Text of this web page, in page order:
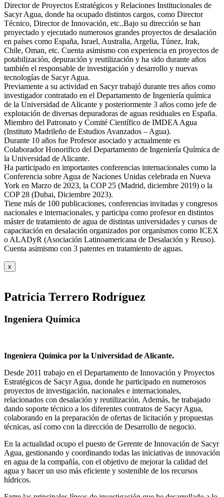
Director de Proyectos Estratégicos y Relaciones Institucionales de
Sacyr Agua, donde ha ocupado distintos cargos, como Director
Técnico, Director de Innovación, etc..Bajo su dirección se han
proyectado y ejecutado numerosos grandes proyectos de desalación
en países como España, Israel, Australia, Argelia, Túnez, Irak,
Chile, Oman, etc. Cuenta asimismo con experiencia en proyectos de
potabilización, depuración y reutilización y ha sido durante años
también el responsable de investigación y desarrollo y nuevas
tecnologías de Sacyr Agua.
Previamente a su actividad en Sacyr trabajó durante tres años como
investigador contratado en el Departamento de Ingeniería química
de la Universidad de Alicante y posteriormente 3 años como jefe de
explotación de diversas depuradoras de aguas residuales en España.
Miembro del Patronato y Comité Científico de IMDEA Agua
(Instituto Madrileño de Estudios Avanzados – Agua).
Durante 10 años fue Profesor asociado y actualmente es
Colaborador Honorifico del Departamento de Ingeniería Química de
la Universidad de Alicante.
Ha participado en importantes conferencias internacionales como la
Conferencia sobre Agua de Naciones Unidas celebrada en Nueva
York en Marzo de 2023, la COP 25 (Madrid, diciembre 2019) o la
COP 28 (Dubai, Diciembre 2023).
Tiene más de 100 publicaciones, conferencias invitadas y congresos
nacionales e internacionales, y participa como profesor en distintos
máster de tratamiento de agua de distintas universidades y cursos de
capacitación en desalación organizados por organismos como ICEX
o ALADyR (Asociación Latinoamericana de Desalación y Reuso).
Cuenta asimismo con 3 patentes en tratamiento de aguas.
x
Patricia Terrero Rodríguez
Ingeniera Química
Ingeniera Química por la Universidad de Alicante.
Desde 2011 trabajo en el Departamento de Innovación y Proyectos
Estratégicos de Sacyr Agua, donde he participado en numerosos
proyectos de investigación, nacionales e internacionales,
relacionados con desalación y reutilización. Además, he trabajado
dando soporte técnico a los diferentes contratos de Sacyr Agua,
colaborando en la preparación de ofertas de licitación y propuestas
técnicas, así como con la dirección de Desarrollo de negocio.
En la actualidad ocupo el puesto de Gerente de Innovación de Sacyr
Agua, gestionando y coordinando todas las iniciativas de innovación
en agua de la compañía, con el objetivo de mejorar la calidad del
agua y hacer un uso más eficiente y sostenible de los recursos
hídricos.